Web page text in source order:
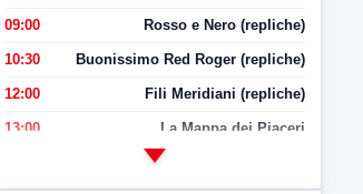
09:00 Rosso e Nero (repliche)
10:30 Buonissimo Red Roger (repliche)
12:00 Fili Meridiani (repliche)
13:00 La Mappa dei Piaceri